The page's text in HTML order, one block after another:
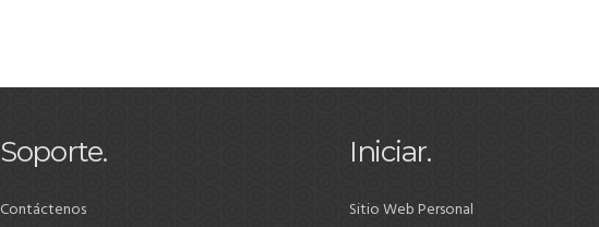
Soporte.
Contáctenos
Iniciar.
Sitio Web Personal